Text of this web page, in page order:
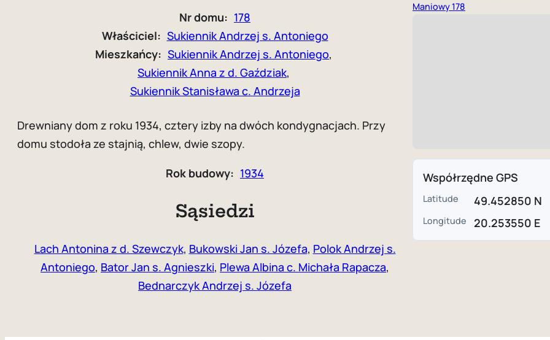
Nr domu: 178
Właściciel: Sukiennik Andrzej s. Antoniego
Mieszkańcy: Sukiennik Andrzej s. Antoniego,
Sukiennik Anna z d. Gaździak,
Sukiennik Stanisława c. Andrzeja
Drewniany dom z roku 1934, cztery izby na dwóch kondygnacjach. Przy
domu stodoła ze stajnią, chlew, dwie szopy.
Rok budowy: 1934
Sąsiedzi
Lach Antonina z d. Szewczyk, Bukowski Jan s. Józefa, Polok Andrzej s.
Antoniego, Bator Jan s. Agnieszki, Plewa Albina c. Michała Rapacza,
Bednarczyk Andrzej s. Józefa
Maniowy 178
Współrzędne GPS
Latitude 49.452850 N
Longitude 20.253550 E